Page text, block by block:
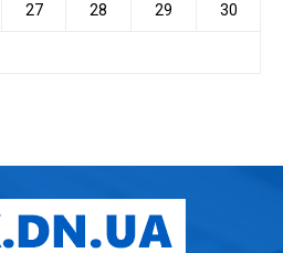
27 28 29 30